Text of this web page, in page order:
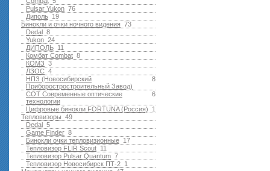
76
Pulsar Yukon
19
Диполь
73
Бинокли и очки ночного видения
8
Dedal
24
Yukon
11
ДИПОЛЬ
8
Комбат Combat
3
КОМЗ
4
ЛЗОС
8
НПЗ (Новосибирский
Приборостростроительный Завод)
6
СОТ Современные оптические
технологии
1
Цифровые бинокли FORTUNA (Россия)
49
Тепловизоры
5
Dedal
8
Game Finder
17
Бинокли очки тепловизионные
11
Тепловизор FLIR Scout
7
Тепловизор Pulsar Quantum
1
Тепловизор Новосибирск ПТ-2